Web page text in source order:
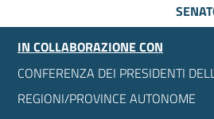
IN COLLABORAZIONE CON
CONFERENZA DEI PRESIDENTI
REGIONI/PROVINCE AUTONOME